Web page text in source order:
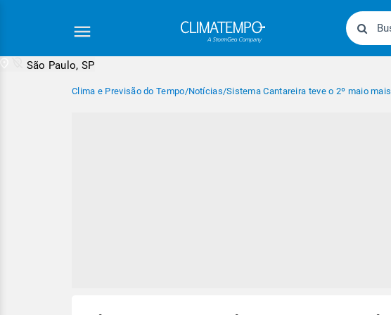
São Paulo, SP
Clima e Previsão do Tempo/Notícias/Sistema Cantareira teve o 2º maio